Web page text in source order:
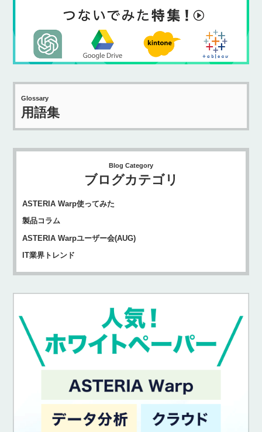
Glossary
用語集
Blog Category
ブログカテゴリ
ASTERIA Warp使ってみた
製品コラム
ASTERIA Warpユーザー会(AUG)
IT業界トレンド